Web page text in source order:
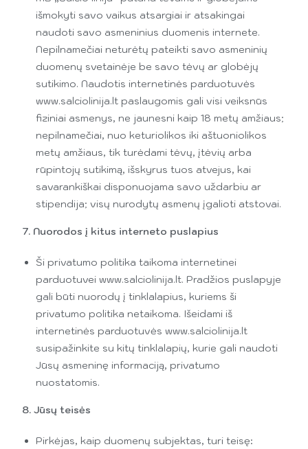
išmokyti savo vaikus atsargiai ir atsakingai
naudoti savo asmeninius duomenis internete.
Nepilnamečiai neturėtų pateikti savo asmeninių
duomenų svetainėje be savo tėvų ar globėjų
sutikimo. Naudotis internetinės parduotuvės
www.salciolinija.lt paslaugomis gali visi veiksnūs
fiziniai asmenys, ne jaunesni kaip 18 metų amžiaus;
nepilnamečiai, nuo keturiolikos iki aštuoniolikos
metų amžiaus, tik turėdami tėvų, įtėvių arba
rūpintojų sutikimą, išskyrus tuos atvejus, kai
savarankiškai disponuojama savo uždarbiu ar
stipendija; visų nurodytų asmenų įgalioti atstovai.
7. Nuorodos į kitus interneto puslapius
Ši privatumo politika taikoma internetinei
parduotuvei www.salciolinija.lt. Pradžios puslapyje
gali būti nuorodų į tinklalapius, kuriems ši
privatumo politika netaikoma. Išeidami iš
internetinės parduotuvės www.salciolinija.lt
susipažinkite su kitų tinklalapių, kurie gali naudoti
Jūsų asmeninę informaciją, privatumo
nuostatomis.
8. Jūsų teisės
Pirkėjas, kaip duomenų subjektas, turi teisę: